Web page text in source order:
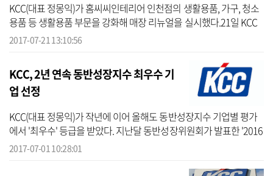
KCC(대표 정몽익)가 홈씨씨인테리어 인천점의 생활용품, 가구, 청소
용품 등 생활용품 부문을 강화해 매장 리뉴얼을 실시했다.21일 KCC
는 약 900평에 해당하는 홈씨씨인테리어 인천점 2층을 생활용품 및
2017-07-21 13:10:56
KCC, 2년 연속 동반성장지수 최우수 기
업 선정
KCC(대표 정몽익)가 작년에 이어 올해도 동반성장지수 기업별 평가
에서 '최우수' 등급을 받았다. 지난달 동반성장위원회가 발표한 '2016
년 동반성장지수 평가 결과'에 따르면, KCC는 대상 155개 기업 중 최
2017-07-01 10:28:01